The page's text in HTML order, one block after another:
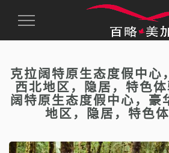
Toggle
克拉阔特原生态度假中心
西北地区，隐居，特色
阔特原生态度假中心，豪
地区，隐居，特色